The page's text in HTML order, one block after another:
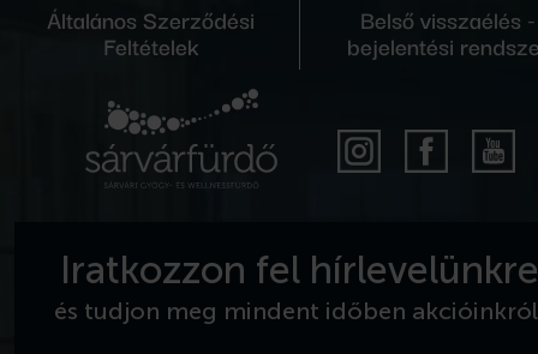
Általános Szerződési
Feltételek
Belső visszaélés -
bejelentési
Iratkozzon fel hírlevelünkre
és tudjon meg mindent időben